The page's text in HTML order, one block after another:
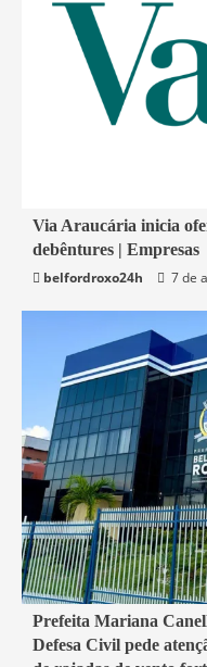
1 min read
Economia
Via Araucária inicia
debêntures | Empresas
belfordroxo24h
7 de
1 min read
Belford Roxo
Prefeita Mariana
Defesa Civil pede